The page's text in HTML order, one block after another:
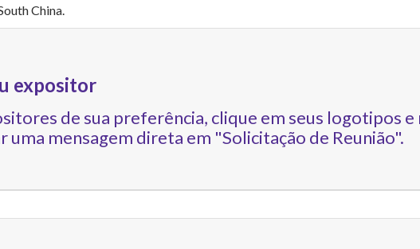
China.
expositor
de sua preferência, clique em seus logotipos e
uma mensagem direta em "Solicitação de Reunião".